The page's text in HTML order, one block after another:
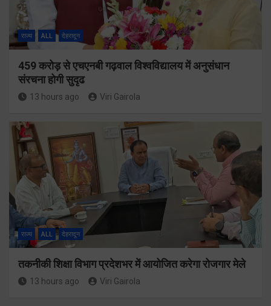
राज्य ALL देहरादून
459 करोड़ से एचएनबी गढ़वाल विश्वविद्यालय में अनुसंधान
संरचना होगी सुदृढ
13 hours ago Viri Gairola
राज्य ALL देहरादून
तकनीकी शिक्षा विभाग प्रदेशभर में आयोजित करेगा रोजगार मेले
13 hours ago Viri Gairola